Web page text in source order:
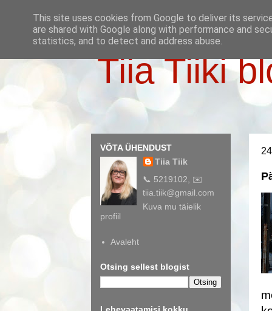
Tiia Tiiki
VÕTA ÜHENDUST
Tiia Tiik
📞 5219102, ✉️
tiia.tiik@gmail.com
Kuva mu täielik
profiil
Avaleht
Otsing sellest blogist
This site uses cookies from Google to deliver its
are shared with Google along with performance and
statistics, and to detect and address abuse.